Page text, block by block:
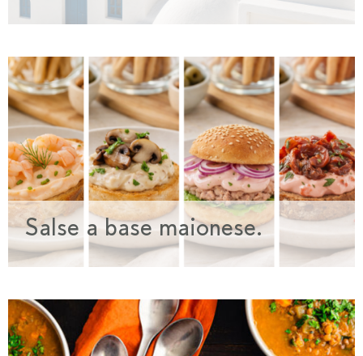
Salse a base maionese.